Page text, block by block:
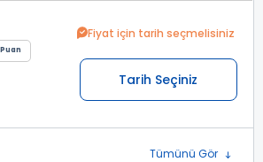
Fiyat için tarih seçmelisiniz
Tarih Seçiniz
Tümünü Gör